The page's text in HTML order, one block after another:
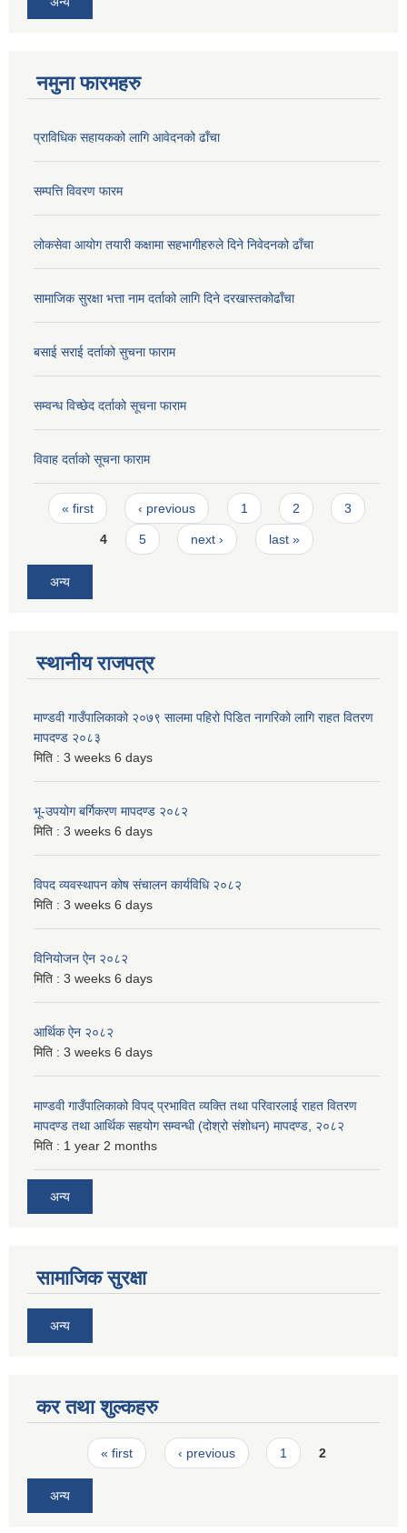
नमुना फारमहरु
प्राविधिक सहायकको लागि आवेदनको ढाँचा
सम्पत्ति विवरण फारम
लोकसेवा आयोग तयारी कक्षामा सहभागीहरुले दिने निवेदनको ढाँचा
सामाजिक सुरक्षा भत्ता नाम दर्ताको लागि दिने दरखास्तकोढाँचा
बसाई सराई दर्ताको सुचना फाराम
सम्वन्ध विच्छेद दर्ताको सूचना फाराम
विवाह दर्ताको सूचना फाराम
Pages
« first ‹ previous 1 2 3
4 5 next › last »
अन्य
स्थानीय राजपत्र
माण्डवी गाउँपालिकाको २०७९ सालमा पहिरो पिडित नागरिको लागि राहत वितरण
मापदण्ड २०८३
मिति : 3 weeks 6 days
भू-उपयोग बर्गिकरण मापदण्ड २०८२
मिति : 3 weeks 6 days
विपद व्यवस्थापन कोष संचालन कार्यविधि २०८२
मिति : 3 weeks 6 days
विनियोजन ऐन २०८२
मिति : 3 weeks 6 days
आर्थिक ऐन २०८२
मिति : 3 weeks 6 days
माण्डवी गाउँपालिकाको विपद् प्रभावित व्यक्ति तथा परिवारलाई राहत वितरण
मापदण्ड तथा आर्थिक सहयोग सम्वन्धी (दोश्रो संशोधन) मापदण्ड, २०८२
मिति : 1 year 2 months
अन्य
सामाजिक सुरक्षा
अन्य
कर तथा शुल्कहरु
Pages« first ‹ previous 1 2
अन्य